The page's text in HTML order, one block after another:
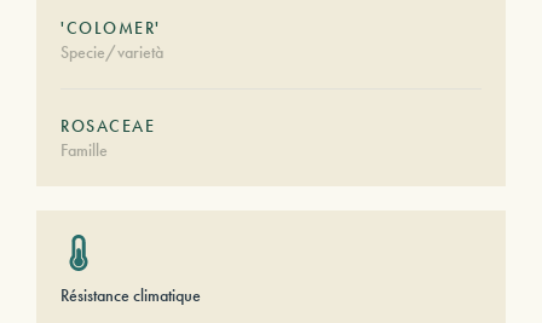
'COLOMER'
Specie/varietà
ROSACEAE
Famille
Résistance climatique